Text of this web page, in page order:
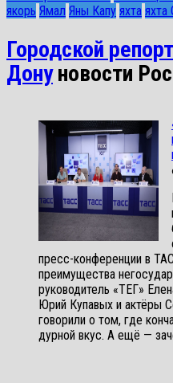
якорь Ямал Яны Капу яхта яхта
Городской
Дону новости
пресс-конференции в
преимущества
руководитель «ТЕГ»
Юрий Купавых и актёры
говорили о том, где
дурной вкус. А ещё —